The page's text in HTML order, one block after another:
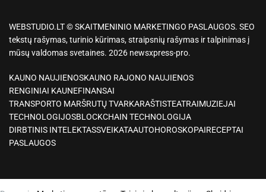
WEBSTUDIO.LT © SKAITMENINIO MARKETINGO PASLAUGOS. SEO
tekstų rašymas, turinio kūrimas, straipsnių rašymas ir talpinimas į
mūsų valdomas svetaines. 2026 newsxpress-pro.
KAUNO NAUJIENOSKAUNO RAJONO NAUJIENOS
RENGINIAI KAUNEFINANSAI
TRANSPORTO MARŠRUTŲ TVARKARAŠTISTEATRAIMUZIEJAI
TECHNOLOGIJOSBLOCKCHAIN TECHNOLOGIJA
DIRBTINIS INTELEKTASSVEIKATAAUTOHOROSKOPAIRECEPTAI
PASLAUGOS